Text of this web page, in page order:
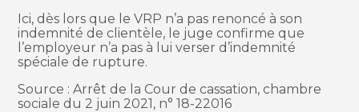
Ici, dès lors que le VRP n’a pas renoncé à son
indemnité de clientèle, le juge confirme que
l’employeur n’a pas à lui verser d’indemnité
spéciale de rupture.
Source : Arrêt de la Cour de cassation, chambre
sociale du 2 juin 2021, n° 18-22016